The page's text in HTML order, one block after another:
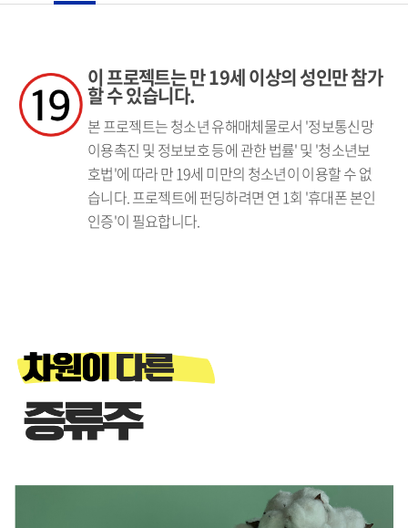
이 프로젝트는 만 19세 이상의 성인만 참가
할 수 있습니다.
본 프로젝트는 청소년 유해매체물로서 '정보통신망
이용촉진 및 정보보호 등에 관한 법률' 및 '청소년보
호법'에 따라 만 19세 미만의 청소년이 이용할 수 없
습니다. 프로젝트에 펀딩하려면 연 1회 '휴대폰 본인
인증'이 필요합니다.